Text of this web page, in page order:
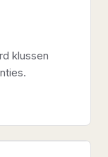
klussen